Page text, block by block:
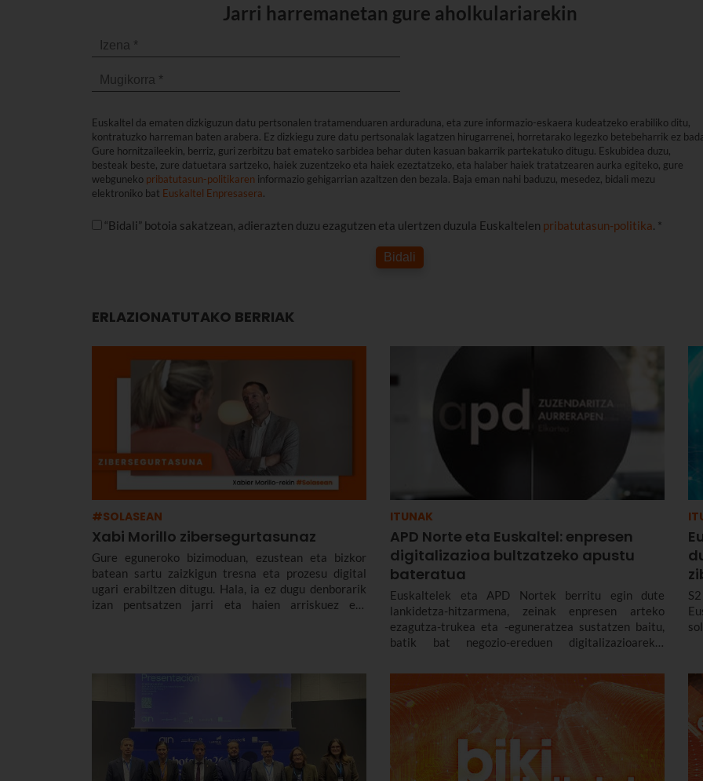
Jarri harremanetan gure aholkulariarekin
Euskaltel da ematen dizkiguzun datu pertsonalen tratamenduaren arduraduna, eta zure informazio-eskaera kudeatzeko erabiliko ditu,
kontratuzko harreman baten arabera. Ez dizkiegu zure datu pertsonalak lagatzen hirugarrenei, horretarako legezko betebeharrik ez
Gure hornitzaileekin, berriz, guri zerbitzu bat emateko sarbidea behar duten kasuan bakarrik partekatuko ditugu. Eskubidea duzu,
besteak beste, zure datuetara sartzeko, haiek zuzentzeko eta haiek ezeztatzeko, eta halaber haiek tratatzearen aurka egiteko, gure
webguneko pribatutasun-politikaren informazio gehigarrian azaltzen den bezala. Baja eman nahi baduzu, mesedez, bidali mezu
elektroniko bat Euskaltel Enpresasera.
“Bidali” botoia sakatzean, adierazten duzu ezagutzen eta ulertzen duzula Euskaltelen pribatutasun-politika. *
Bidali
ERLAZIONATUTAKO BERRIAK
#SOLASEAN
Xabi Morillo zibersegurtasunaz
Gure eguneroko bizimoduan, ezustean eta bizkor
batean sartu zaizkigun tresna eta prozesu digital
ugari erabiltzen ditugu. Hala, ia ez dugu denborarik
izan pentsatzen jarri eta haien arriskuez eta
ITUNAK
APD Norte eta Euskaltel: enpresen
digitalizazioa bultzatzeko apustu
bateratua
Euskaltelek eta APD Nortek berritu egin dute
lankidetza-hitzarmena, zeinak enpresen arteko
ezagutza-trukea eta -eguneratzea sustatzen baitu,
batik bat negozio-ereduen digitalizazioarekin